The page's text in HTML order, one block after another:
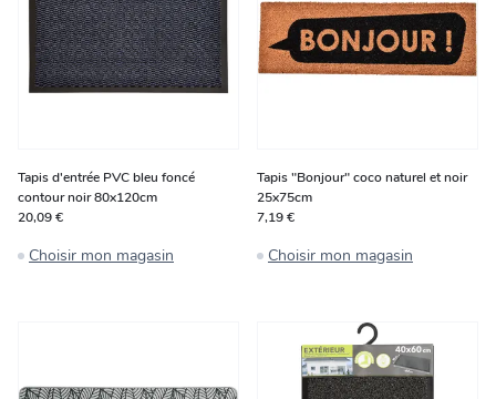
Tapis d'entrée PVC bleu foncé
contour noir 80x120cm
20,09 €
Choisir mon magasin
Tapis "Bonjour" coco naturel et noir
25x75cm
7,19 €
Choisir mon magasin